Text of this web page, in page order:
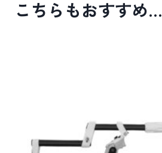
こちらもおすすめ…